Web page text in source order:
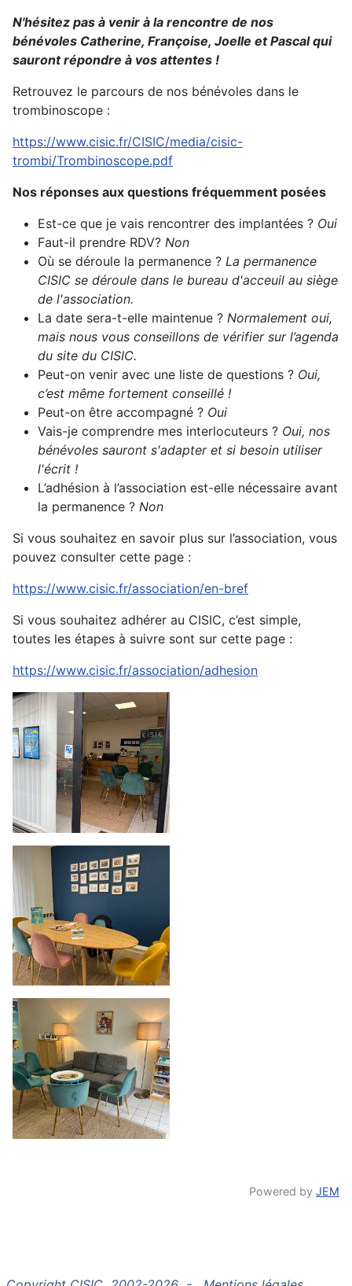
N'hésitez pas à venir à la rencontre de nos
bénévoles Catherine, Françoise, Joelle et Pascal qui
sauront répondre à vos attentes !
Retrouvez le parcours de nos bénévoles dans le
trombinoscope :
https://www.cisic.fr/CISIC/media/cisic-
trombi/Trombinoscope.pdf
Nos réponses aux questions fréquemment posées
Est-ce que je vais rencontrer des implantées ? Oui
Faut-il prendre RDV? Non
Où se déroule la permanence ? La permanence
CISIC se déroule dans le bureau d'acceuil au siège
de l'association.
La date sera-t-elle maintenue ? Normalement oui,
mais nous vous conseillons de vérifier sur l’agenda
du site du CISIC.
Peut-on venir avec une liste de questions ? Oui,
c’est même fortement conseillé !
Peut-on être accompagné ? Oui
Vais-je comprendre mes interlocuteurs ? Oui, nos
bénévoles sauront s'adapter et si besoin utiliser
l'écrit !
L’adhésion à l’association est-elle nécessaire avant
la permanence ? Non
Si vous souhaitez en savoir plus sur l’association, vous
pouvez consulter cette page :
https://www.cisic.fr/association/en-bref
Si vous souhaitez adhérer au CISIC, c’est simple,
toutes les étapes à suivre sont sur cette page :
https://www.cisic.fr/association/adhesion
Powered by JEM